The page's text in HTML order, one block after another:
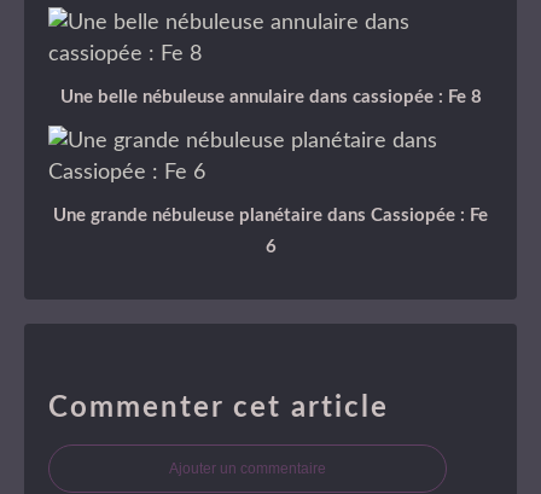
Une belle nébuleuse annulaire dans cassiopée : Fe 8
Une grande nébuleuse planétaire dans Cassiopée : Fe
6
Commenter cet article
Ajouter un commentaire